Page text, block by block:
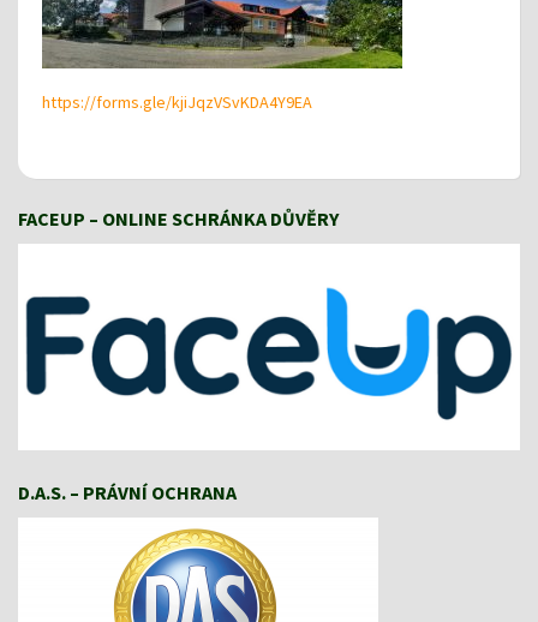
https://forms.gle/kjiJqzVSvKDA4Y9EA
FACEUP – ONLINE SCHRÁNKA DŮVĚRY
D.A.S. – PRÁVNÍ OCHRANA